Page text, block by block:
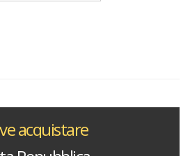
acquistare